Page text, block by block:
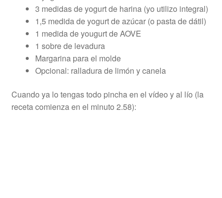
3 medidas de yogurt de harina (yo utilizo integral)
1,5 medida de yogurt de azúcar (o pasta de dátil)
1 medida de yougurt de AOVE
1 sobre de levadura
Margarina para el molde
Opcional: ralladura de limón y canela
Cuando ya lo tengas todo pincha en el vídeo y al lío (la
receta comienza en el minuto 2.58):